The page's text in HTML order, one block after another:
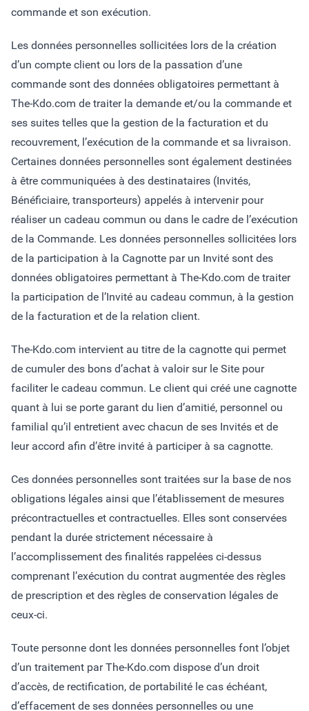
commande et son exécution.
Les données personnelles sollicitées lors de la création
d’un compte client ou lors de la passation d’une
commande sont des données obligatoires permettant à
The-Kdo.com de traiter la demande et/ou la commande et
ses suites telles que la gestion de la facturation et du
recouvrement, l’exécution de la commande et sa livraison.
Certaines données personnelles sont également destinées
à être communiquées à des destinataires (Invités,
Bénéficiaire, transporteurs) appelés à intervenir pour
réaliser un cadeau commun ou dans le cadre de l’exécution
de la Commande. Les données personnelles sollicitées lors
de la participation à la Cagnotte par un Invité sont des
données obligatoires permettant à The-Kdo.com de traiter
la participation de l’Invité au cadeau commun, à la gestion
de la facturation et de la relation client.
The-Kdo.com intervient au titre de la cagnotte qui permet
de cumuler des bons d’achat à valoir sur le Site pour
faciliter le cadeau commun. Le client qui créé une cagnotte
quant à lui se porte garant du lien d’amitié, personnel ou
familial qu’il entretient avec chacun de ses Invités et de
leur accord afin d’être invité à participer à sa cagnotte.
Ces données personnelles sont traitées sur la base de nos
obligations légales ainsi que l’établissement de mesures
précontractuelles et contractuelles. Elles sont conservées
pendant la durée strictement nécessaire à
l’accomplissement des finalités rappelées ci-dessus
comprenant l’exécution du contrat augmentée des règles
de prescription et des règles de conservation légales de
ceux-ci.
Toute personne dont les données personnelles font l’objet
d’un traitement par The-Kdo.com dispose d’un droit
d’accès, de rectification, de portabilité le cas échéant,
d’effacement de ses données personnelles ou une